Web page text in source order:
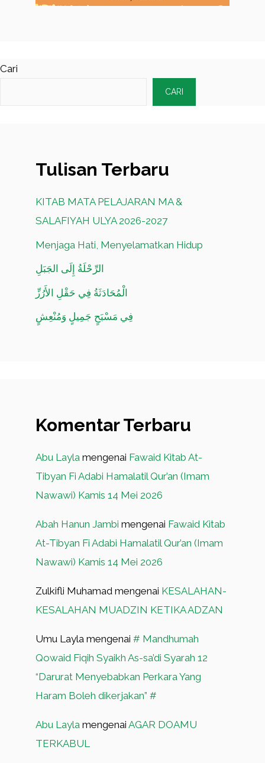
Cari
CARI
Tulisan Terbaru
KITAB MATA PELAJARAN MA &
SALAFIYAH ULYA 2026-2027
Menjaga Hati, Menyelamatkan Hidup
الرِّحْلَةُ إِلَى الجَبَلِ
الْمُحَادَثَةُ فِي حَقْلِ الأَرُزِّ
فِي مَسْبَحٍ جَمِيلٍ وَمُنْعِشٍ
Komentar Terbaru
Abu Layla mengenai Fawaid Kitab At-
Tibyan Fi Adabi Hamalatil Qur’an (Imam
Nawawi) Kamis 14 Mei 2026
Abah Hanun Jambi mengenai Fawaid Kitab
At-Tibyan Fi Adabi Hamalatil Qur’an (Imam
Nawawi) Kamis 14 Mei 2026
Zulkifli Muhamad mengenai KESALAHAN-
KESALAHAN MUADZIN KETIKA ADZAN
Umu Layla mengenai # Mandhumah
Qowaid Fiqih Syaikh As-sa’di Syarah 12
“Darurat Menyebabkan Perkara Yang
Haram Boleh dikerjakan” #
Abu Layla mengenai AGAR DOAMU
TERKABUL